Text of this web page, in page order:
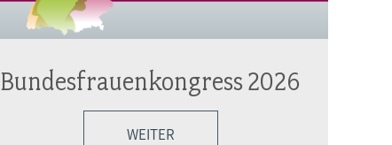
Bundesfrauenkongress 2026
WEITER